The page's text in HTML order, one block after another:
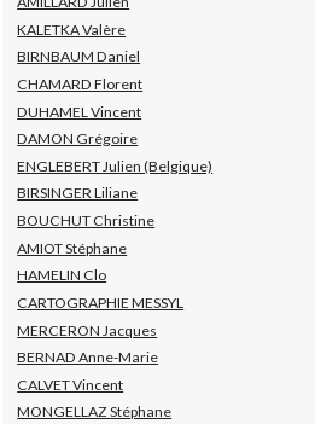
KALETKA Valère
BIRNBAUM Daniel
CHAMARD Florent
DUHAMEL Vincent
DAMON Grégoire
ENGLEBERT Julien (Belgique)
BIRSINGER Liliane
BOUCHUT Christine
AMIOT Stéphane
HAMELIN Clo
CARTOGRAPHIE MESSYL
MERCERON Jacques
BERNAD Anne-Marie
CALVET Vincent
MONGELLAZ Stéphane